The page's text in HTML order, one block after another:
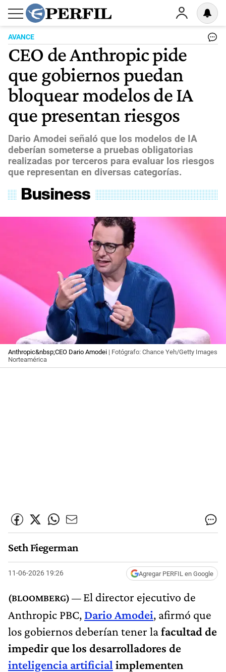
AVANCE
CEO de Anthropic pide
que gobiernos puedan
bloquear modelos de IA
que presentan riesgos
Dario Amodei señaló que los modelos de IA
deberían someterse a pruebas obligatorias
realizadas por terceros para evaluar los riesgos
que representan en diversas categorías.
Anthropic&nbsp;CEO Dario Amodei | Fotógrafo: Chance Yeh/Getty Images
Norteamérica
Seth Fiegerman
11-06-2026 19:26 Agregar PERFIL en Google
El director ejecutivo de
Anthropic PBC, Dario Amodei, afirmó que
los gobiernos deberían tener lafacultad de
impedir que los desarrolladores de
inteligencia artificial implementen